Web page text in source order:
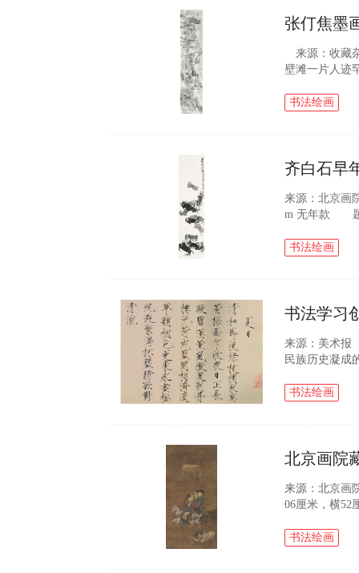
张仃焦墨
来源：收藏
壁滩一片人迹
魂颤动，后来
书法绘画
齐白石早
来源：北京
m 无年款 题
虾相媲美，他
书法绘画
书法学习
来源：美术
民族历史凝成
的过程中，...
书法绘画
北京画院
来源：北京画
06厘米，横52
子二，山羊...
书法绘画